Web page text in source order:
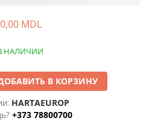
MDL
НАЛИЧИИ
В КОРЗИНУ
HARTAEUROP
+373 78800700